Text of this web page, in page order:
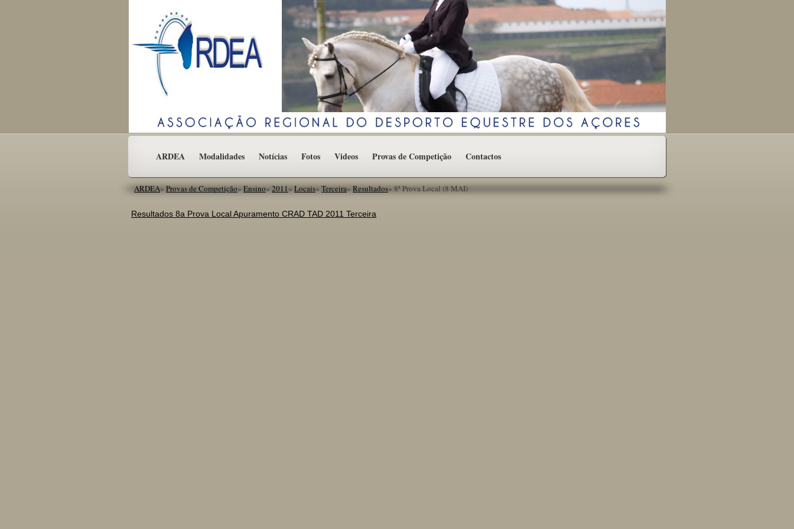
ARDEA Modalidades Notícias Fotos Videos Provas de Competição Contactos
ARDEA»Provas de Competição»Ensino»2011»Locais»Terceira»Resultados»8ª Prova Local (8 MAI)
Resultados 8a Prova Local Apuramento CRAD TAD 2011 Terceira